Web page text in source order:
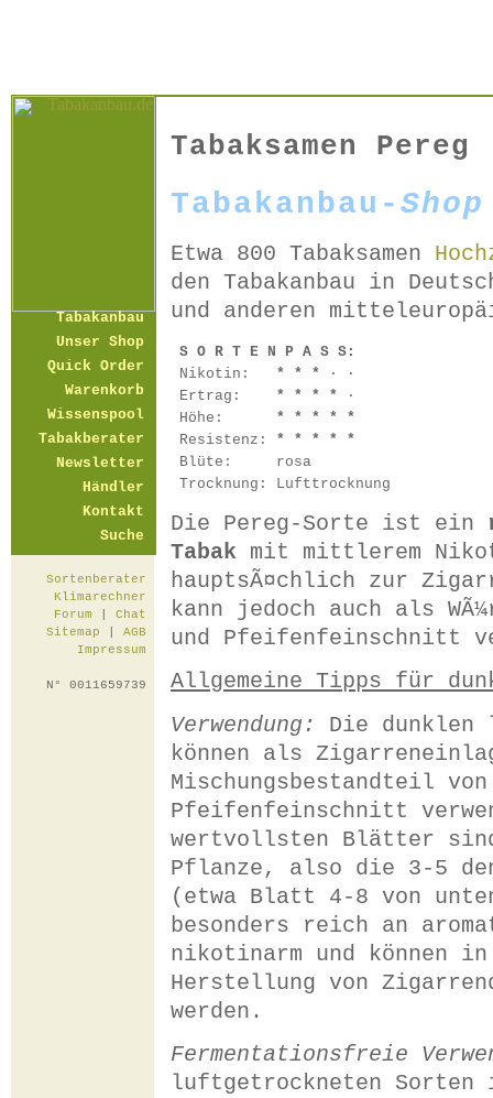
Tabakanbau
Unser Shop
Quick Order
Warenkorb
Wissenspool
Tabakberater
Newsletter
Händler
Kontakt
Suche
Sortenberater
Klimarechner
Forum
Chat
Sitemap
AGB
Impressum
N° 0011659739
Tabaksamen Pereg
Tabakanbau-Shop
Etwa 800 Tabaksamen
den Tabakanbau in
und anderen
S O R T E N P A S S:
Nikotin:
* * *
· ·
Ertrag:
* * * *
·
Höhe:
* * * * *
Resistenz: * * * * *
Blüte:
rosa
Trocknung: Lufttrocknung
Die Pereg-Sorte ist ein
Tabak mit mittlerem
hauptsÃ¤chlich zur
kann jedoch auch als
und Pfeifenfeinschnitt
Allgemeine Tipps für
Verwendung:
Die dunklen
können als
Mischungsbestandteil
Pfeifenfeinschnitt
wertvollsten Blätter
Pflanze, also die 3-5
(etwa Blatt 4-8 von
besonders reich an
nikotinarm und können
Herstellung von
werden.
Fermentationsfreie
luftgetrockneten Sorten